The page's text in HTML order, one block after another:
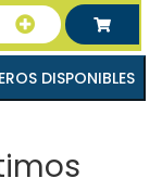
LOS NÚMEROS DISPONIBLES